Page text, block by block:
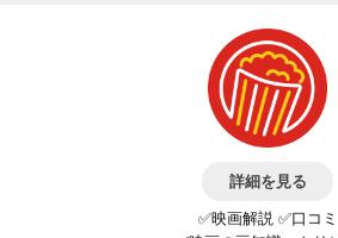
詳細を見る
✅映画解説 ✅口コミ